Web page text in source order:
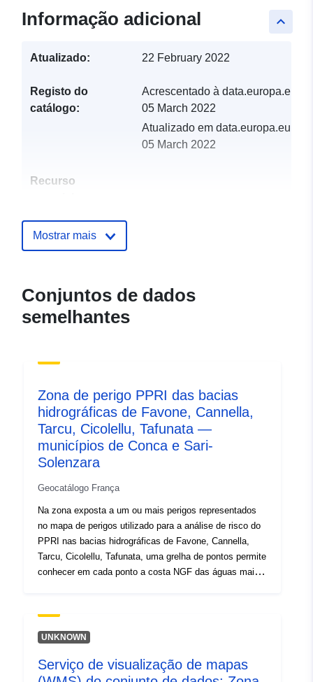
keyboard_arrow_up
Informação adicional
Atualizado: 22 February 2022
Registo do
catálogo:
Acrescentado à data.europa.eu:
05 March 2022
Atualizado em data.europa.eu:
05 March 2022
Recurso
Identificadores:
77b4-46fe-a7b0-
Tipo:
Recurso:
http://inspire.ec.europa.eu/
codelist/SpatialDataServiceType/
Mostrar mais
Conjuntos de dados
semelhantes
Zona de perigo PPRI das bacias
hidrográficas de Favone, Cannella,
Tarcu, Cicolellu, Tafunata —
municípios de Conca e Sari-
Solenzara
Geocatálogo França
Na zona exposta a um ou mais perigos representados
no mapa de perigos utilizado para a análise de risco do
PPRI nas bacias hidrográficas de Favone, Cannella,
Tarcu, Cicolellu, Tafunata, uma grelha de pontos permite
conhecer em cada ponto a costa NGF das águas mais
risco de inundações realizado pela SUEZ-SAFEGE em
maio de 2021 no âmbito da revisão dos ppris das bacias
22/04/2002, e do PPRI das bacias hidrográficas de
Tarcu, Cicolellu e Tafunata, aprovado em
UNKNOWN
Serviço de visualização de mapas